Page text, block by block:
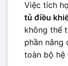
Việc tích
tủ điều
không thể
phần nâng
toàn bộ hệ